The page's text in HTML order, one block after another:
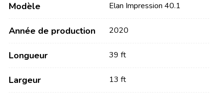
Modèle Elan Impression 40.1
Année de production 2020
Longueur 39 ft
Largeur 13 ft